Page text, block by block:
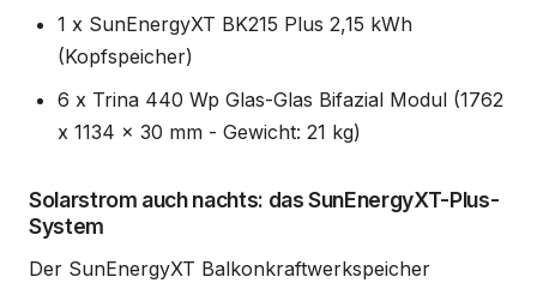
1 x SunEnergyXT BK215 Plus 2,15 kWh
(Kopfspeicher)
6 x Trina 440 Wp Glas-Glas Bifazial Modul (1762
x 1134 x 30 mm - Gewicht: 21 kg)
Solarstrom auch nachts: das SunEnergyXT-Plus-
System
Der SunEnergyXT Balkonkraftwerkspeicher